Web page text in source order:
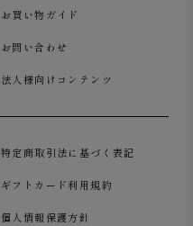
お買い物ガイド
お問い合わせ
法人様向けコンテンツ
特定商取引法に基づく表記
ギフトカード利用規約
個人情報保護方針